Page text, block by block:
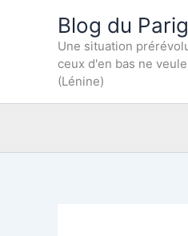
Blog du
Une situation
ceux d'en bas ne
(Lénine)